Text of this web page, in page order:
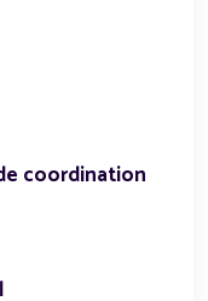
coordination